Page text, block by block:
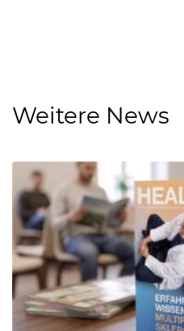
Weitere News